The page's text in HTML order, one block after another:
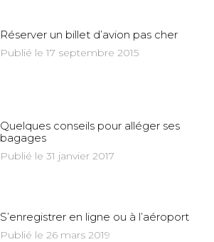
Réserver un billet d’avion pas cher
Publié le 17 septembre 2015
Quelques conseils pour alléger ses
bagages
Publié le 31 janvier 2017
S’enregistrer en ligne ou à l’aéroport
Publié le 26 mars 2019